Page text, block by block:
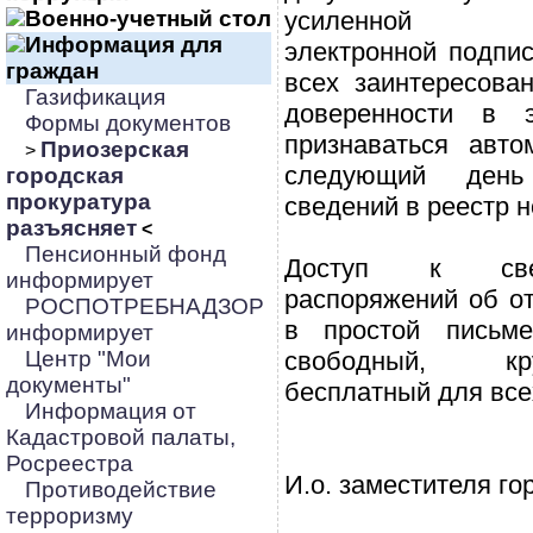
Военно-учетный стол
Информация для
граждан
Газификация
Формы документов
> Приозерская
городская
прокуратура
разъясняет <
Пенсионный фонд
информирует
РОСПОТРЕБНАДЗОР
информирует
Центр "Мои
документы"
Информация от
Кадастровой палаты,
Росреестра
Противодействие
терроризму
усиленной
электронной
всех
доверенности в
признаваться
следующий
сведений в реестр
Доступ к
распоряжений об
в простой
свободный,
бесплатный для
И.о. заместителя